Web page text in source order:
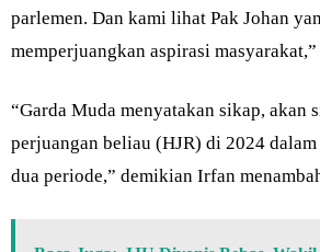
parlemen. Dan kami lihat Pak Johan
memperjuangkan aspirasi
“Garda Muda menyatakan sikap, akan
perjuangan beliau (HJR) di 2024
dua periode,” demikian Irfan